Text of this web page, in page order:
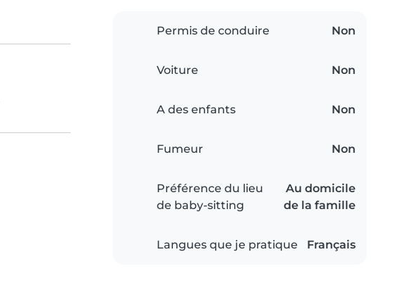
Permis de conduire Non
Voiture Non
A des enfants Non
Fumeur Non
Préférence du lieu
de baby-sitting
Au domicile
de la famille
Langues que je pratique Français